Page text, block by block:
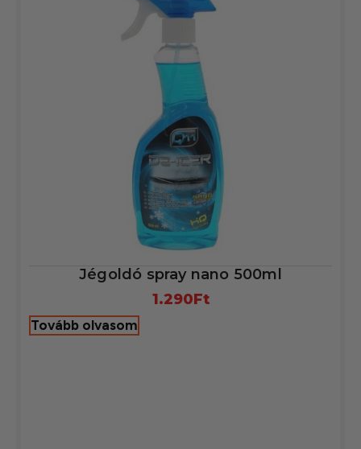
Jégoldó spray nano 500ml
1.290Ft
Tovább olvasom